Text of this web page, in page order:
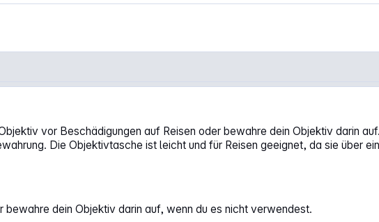
vor Beschädigungen auf Reisen oder bewahre dein Objektiv darin
Die Objektivtasche ist leicht und für Reisen geeignet, da sie über
dein Objektiv darin auf, wenn du es nicht verwendest.